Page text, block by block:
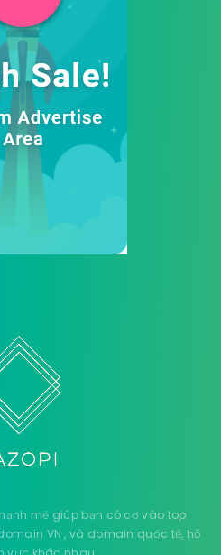
mẽ giúp bạn có cơ vào top
VN , và domain quốc tế, hỗ